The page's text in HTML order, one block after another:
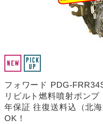
フォワード PDG-
リビルト燃料噴射ポン
年保証 往復送料込（北
OK！